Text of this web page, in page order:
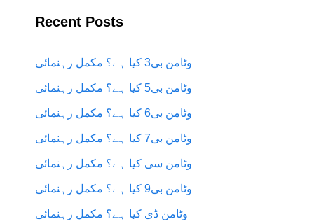
Recent Posts
وٹامن بی3 کیا ہے؟ مکمل رہنمائی
وٹامن بی5 کیا ہے؟ مکمل رہنمائی
وٹامن بی6 کیا ہے؟ مکمل رہنمائی
وٹامن بی7 کیا ہے؟ مکمل رہنمائی
وٹامن سی کیا ہے؟ مکمل رہنمائی
وٹامن بی9 کیا ہے؟ مکمل رہنمائی
وٹامن ڈی کیا ہے؟ مکمل رہنمائی